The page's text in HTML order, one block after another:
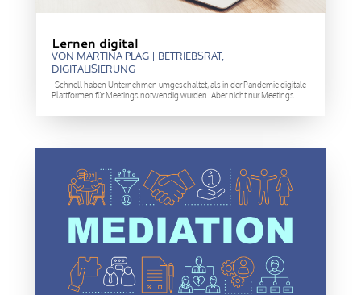
Lernen digital
VON MARTINA PLAG| BETRIEBSRAT,
DIGITALISIERUNG
Schnell haben Unternehmen umgeschaltet, als in der Pandemie digitale
Plattformen für Meetings notwendig wurden. Aber nicht nur Meetings...